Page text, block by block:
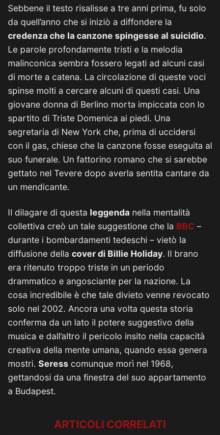
Sebbene il testo risalisse a tre anni prima, fu solo
da quell’anno che si iniziò a diffondere la
credenza che la canzone spingesse al suicidio.
Le parole profondamente tristi e la melodia
malinconica sembra fossero legati ad alcuni casi
di morte a catena. La circolazione di queste voci
spinse molti a cercare alcuni di questi casi. Una
giovane donna di Berlino morta impiccata con lo
spartito di Triste Domenica ai piedi. Una
segretaria di New York che, prima di uccidersi
con il gas, chiese che la canzone fosse eseguita al
suo funerale. Un fattorino romano che si sarebbe
gettato nel Tevere dopo averla sentita cantare da
un mendicante.
Il dilagare di questa leggenda nella mentalità
collettiva creò un tale suggestione che la BBC –
durante i bombardamenti tedeschi – vietò la
diffusione della cover di Billie Holiday. Il brano
era ritenuto troppo triste in un periodo
drammatico e angosciante per la nazione. La
cosa incredibile è che tale divieto venne revocato
solo nel 2002. Ancora una volta questa storia
conferma da un lato il potere suggestivo della
musica e dall’altro il pericolo insito nella capacità
creativa della mente umana, quando essa genera
mostri. Seress comunque morì nel 1968,
gettandosi da una finestra del suo appartamento
a Budapest.
ARTICOLI CORRELATI